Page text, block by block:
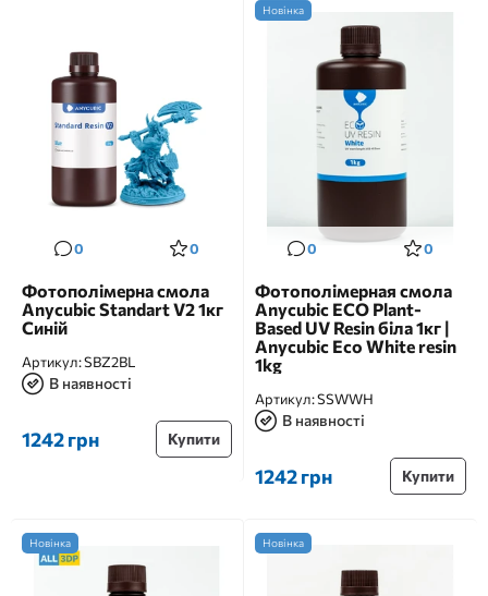
0 0
Фотополімерна смола
Anycubic Standart V2 1кг
Синій
Артикул:SBZ2BL
В наявності
1242 грн Купити
Новінка
0 0
Фотополімерная смола
Anycubic ECO Plant-
Based UV Resin біла 1кг |
Anycubic Eco White resin
1kg
Артикул:SSWWH
В наявності
1242 грн Купити
Новінка Новінка